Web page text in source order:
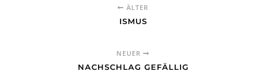
ÄLTER
ISMUS
NEUER
NACHSCHLAG GEFÄLLIG